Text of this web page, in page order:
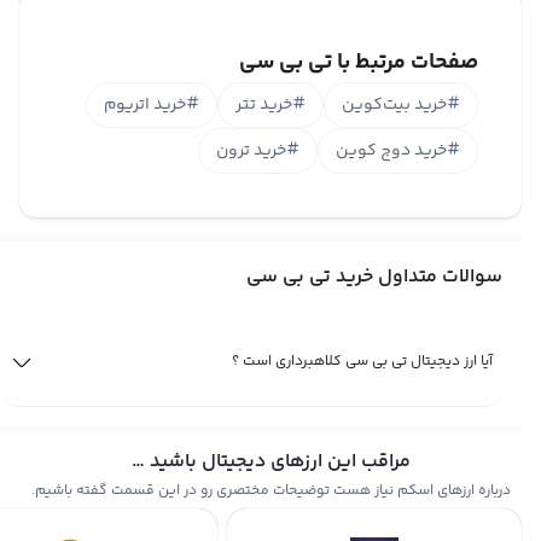
۱. TBC غیرمتمرکز نیست !
صفحات مرتبط با تی بی سی
خرید بیت‌کوین خرید تتر
خرید اتریوم
خرید دوج کوین خرید ترون
سوالات متداول خرید تی بی سی
آیا ارز دیجیتال تی بی سی کلاهبرداری است ؟
مراقب این ارزهای دیجیتال باشید …
درباره ارزهای اسکم نیاز هست توضیحات مختصری رو در این قسمت گفته باشیم.